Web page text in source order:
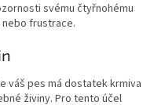
svému čtyřnohému
frustrace.
váš pes má dostatek krmiva
živiny. Pro tento účel